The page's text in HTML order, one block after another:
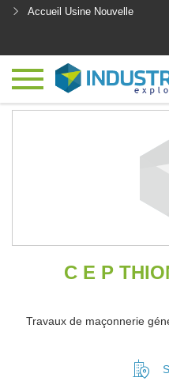
Accueil Usine Nouvelle
C E P
Travaux de maçonnerie